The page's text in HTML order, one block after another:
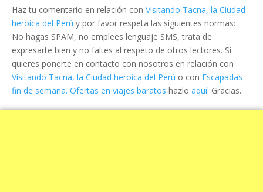
Haz tu comentario en relación con Visitando Tacna, la Ciudad
heroica del Perú y por favor respeta las siguientes normas:
No hagas SPAM, no emplees lenguaje SMS, trata de
expresarte bien y no faltes al respeto de otros lectores. Si
quieres ponerte en contacto con nosotros en relación con
Visitando Tacna, la Ciudad heroica del Perú o con Escapadas
fin de semana. Ofertas en viajes baratos hazlo aquí. Gracias.